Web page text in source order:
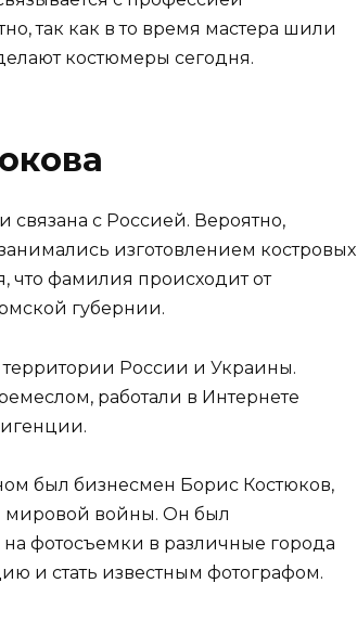
так как в то время мастера шили
костюмеры сегодня.
с Россией. Вероятно,
изготовлением костровых
что фамилия происходит от
губернии.
территории России и Украины.
работали в Интернете
был бизнесмен Борис Костюков,
мировой войны. Он был
фотосъемки в различные города
и стать известным фотографом.